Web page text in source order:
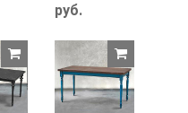
руб.